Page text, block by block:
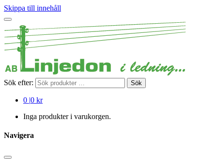
Skippa till innehåll
Sök efter: Sök
0 |0 kr
Inga produkter i varukorgen.
Navigera